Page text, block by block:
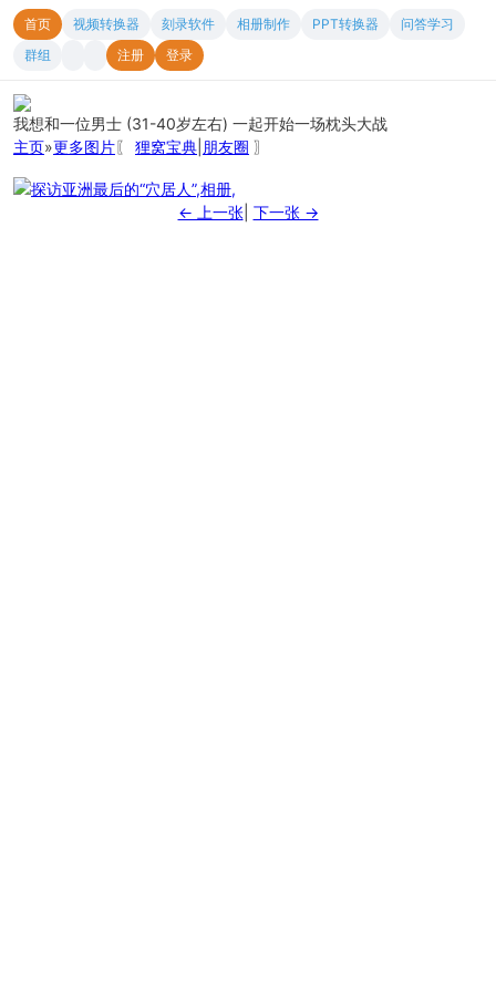
首页 视频转换器 刻录软件 相册制作 PPT转换器
问答学习
群组
注册 登录
我想和一位男士 (31-40岁左右) 一起开始一场枕头大战
主页»更多图片〖 狸窝宝典 朋友圈 〗
← 上一张| 下一张 →